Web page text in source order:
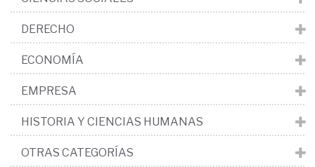
DERECHO
ECONOMÍA
EMPRESA
HISTORIA Y CIENCIAS HUMANAS
OTRAS CATEGORÍAS